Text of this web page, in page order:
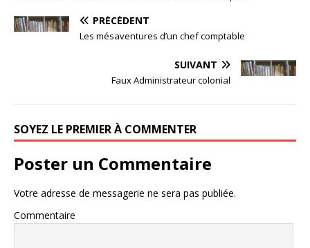
PRÉCÉDENT
Les mésaventures d’un chef comptable
SUIVANT
Faux Administrateur colonial
SOYEZ LE PREMIER À COMMENTER
Poster un Commentaire
Votre adresse de messagerie ne sera pas publiée.
Commentaire